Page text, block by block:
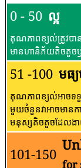
0 - 50 ល្អ
គុណភាពខ្យល់ត្រូវបា
មានហានិភ័យតិចតួចឬ
51 -100 មធ្
គុណភាពខ្យល់អាចទ
មួយចំនួនវាអាចមានក
មនុស្សតិចតួចដែលង
101-150
for